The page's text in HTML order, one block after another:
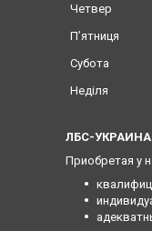
Четвер
Пʼятниця
Субота
Неділя
ЛБС-УКРАИНА
Приобретая у